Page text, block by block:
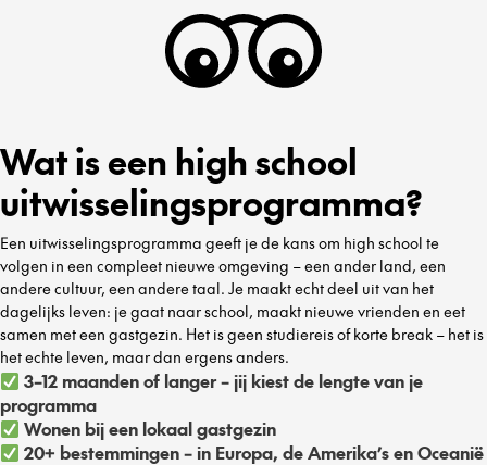
Wat is een high school
uitwisselingsprogramma?
Een uitwisselingsprogramma geeft je de kans om high school te
volgen in een compleet nieuwe omgeving – een ander land, een
andere cultuur, een andere taal. Je maakt echt deel uit van het
dagelijks leven: je gaat naar school, maakt nieuwe vrienden en eet
samen met een gastgezin. Het is geen studiereis of korte break – het is
het echte leven, maar dan ergens anders.
3–12 maanden of langer – jij kiest de lengte van je
programma
Wonen bij een lokaal gastgezin
20+ bestemmingen – in Europa, de Amerika’s en Oceanië